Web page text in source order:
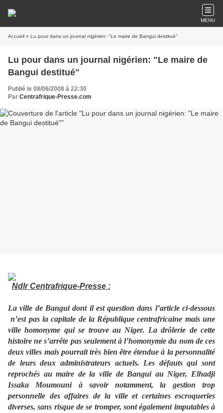
MENU
Accueil » Lu pour dans un journal nigérien: "Le maire de Bangui destitué"
Lu pour dans un journal nigérien: "Le maire de
Bangui destitué"
Publié le 08/06/2008 à 22:30
Par Centrafrique-Presse.com
Ndlr Centrafrique-Presse :
La ville de Bangui dont il est question dans l’article ci-dessous
n’est pas la capitale de la République centrafricaine mais une
ville homonyme qui se trouve au Niger. La drôlerie de cette
histoire ne s’arrête pas seulement à l’homonymie du nom de ces
deux villes mais pourrait très bien être étendue à la personnalité
de leurs deux administrateurs actuels. Les défauts qui sont
reprochés au maire de la ville de Bangui au Niger, Elhadji
Issaka Moumouni à savoir notamment, la gestion trop
personnelle des affaires de la ville et certaines escroqueries
diverses, sans risque de se tromper, sont également imputables à